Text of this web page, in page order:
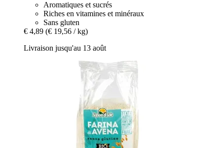
Aromatiques et sucrés
Riches en vitamines et minéraux
Sans gluten
€ 4,89 (€ 19,56 / kg)
Livraison jusqu'au 13 août